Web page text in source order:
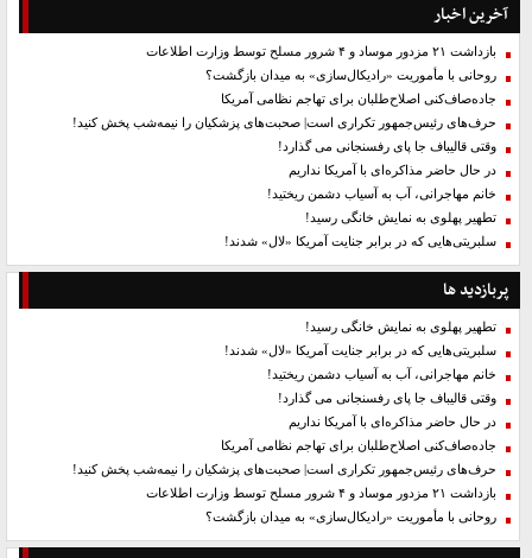
آخرین اخبار
بازداشت ۲۱ مزدور موساد و ۴ شرور مسلح توسط وزارت اطلاعات
روحانی با مأموریت «رادیکال‌سازی» به میدان بازگشت؟
جاده‌صاف‌کنی اصلاح‌طلبان برای تهاجم نظامی آمریکا
حرف‌های رئیس‌جمهور تکراری است| صحبت‌های پزشکیان را نیمه‌شب پخش کنید!
وقتی قالیباف جا پای رفسنجانی می گذارد!
در حال حاضر مذاکره‌ای با آمریکا نداریم
خانم مهاجرانی، آب به آسیاب دشمن ریختید!
تطهیر پهلوی به نمایش خانگی رسید!
سلبریتی‌هایی که در برابر جنایت آمریکا «لال» شدند!
پربازدید ها
تطهیر پهلوی به نمایش خانگی رسید!
سلبریتی‌هایی که در برابر جنایت آمریکا «لال» شدند!
خانم مهاجرانی، آب به آسیاب دشمن ریختید!
وقتی قالیباف جا پای رفسنجانی می گذارد!
در حال حاضر مذاکره‌ای با آمریکا نداریم
جاده‌صاف‌کنی اصلاح‌طلبان برای تهاجم نظامی آمریکا
حرف‌های رئیس‌جمهور تکراری است| صحبت‌های پزشکیان را نیمه‌شب پخش کنید!
بازداشت ۲۱ مزدور موساد و ۴ شرور مسلح توسط وزارت اطلاعات
روحانی با مأموریت «رادیکال‌سازی» به میدان بازگشت؟